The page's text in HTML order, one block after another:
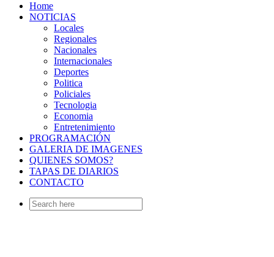
Home
NOTICIAS
Locales
Regionales
Nacionales
Internacionales
Deportes
Politica
Policiales
Tecnologia
Economia
Entretenimiento
PROGRAMACIÓN
GALERIA DE IMAGENES
QUIENES SOMOS?
TAPAS DE DIARIOS
CONTACTO
Search
for: